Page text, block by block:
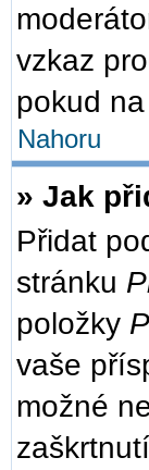
vzkaz
pokud
Nahoru
» Jak
Přidat
stránku
položky
vaše
možné